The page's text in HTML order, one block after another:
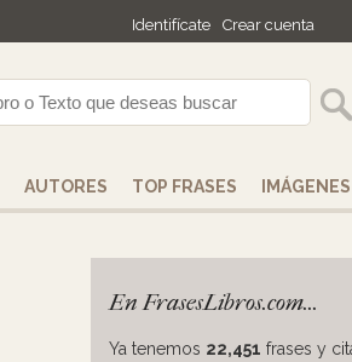
Identifícate Crear cuenta
AUTORES TOP FRASES IMÁGENES
En FrasesLibros.com...
Ya tenemos 22,451 frases y